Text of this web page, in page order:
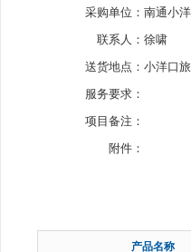
采购单位： 南通小
联系人： 徐啸
送货地点： 小洋口
服务要求：
项目备注：
附件：
产品名称